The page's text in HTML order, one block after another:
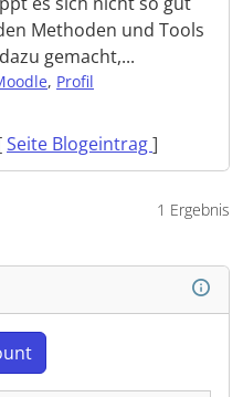
Methoden und Tools
gemacht,...
, Profil
Seite Blogeintrag]
1 Ergebnis